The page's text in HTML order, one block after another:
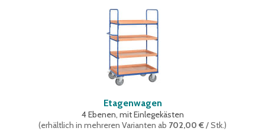
Etagenwagen
4 Ebenen, mit Einlegekästen
(erhältlich in mehreren Varianten ab 702,00 €/ Stk.)